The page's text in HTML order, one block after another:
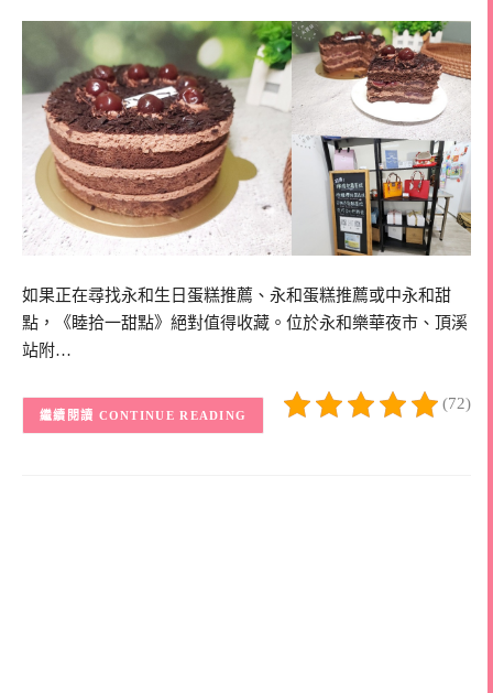
如果正在尋找永和生日蛋糕推薦、永和蛋糕推薦或中永和甜
點，《睦拾一甜點》絕對值得收藏。位於永和樂華夜市、頂溪
站附…
(72)
CONTINUE READING